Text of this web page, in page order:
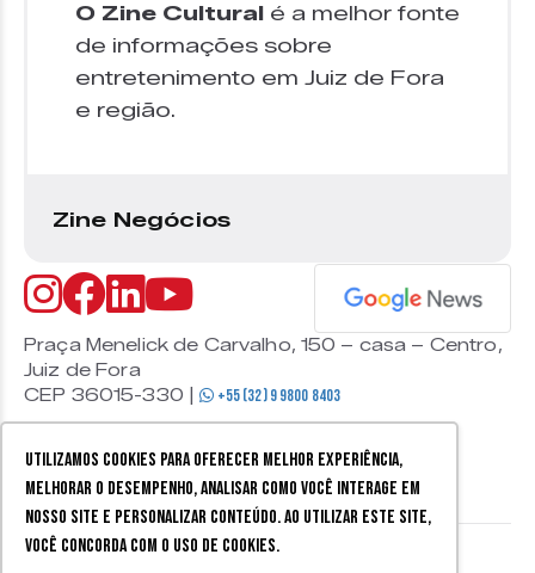
Utilizamos cookies para oferecer melhor experiência,
melhorar o desempenho, analisar como você interage em
nosso site e personalizar conteúdo. Ao utilizar este site,
você concorda com o uso de cookies.
O Zine Cultural é a melhor fonte
de informações sobre
entretenimento em Juiz de Fora
e região.
Zine Negócios
Praça Menelick de Carvalho, 150 – casa – Centro,
Juiz de Fora
CEP 36015-330 |
+55 (32) 9 9800 8403